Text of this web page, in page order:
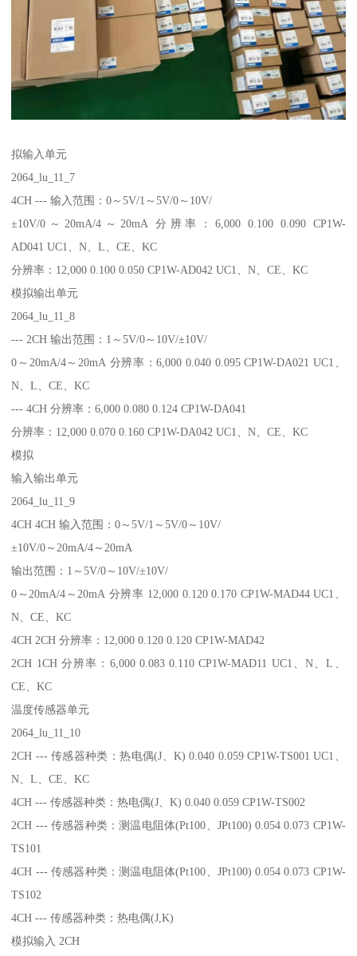
拟输入单元
2064_lu_11_7
4CH --- 输入范围：0～5V/1～5V/0～10V/
±10V/0～20mA/4～20mA 分辨率：6,000 0.100 0.090 CP1W-
AD041 UC1、N、L、CE、KC
分辨率：12,000 0.100 0.050 CP1W-AD042 UC1、N、CE、KC
模拟输出单元
2064_lu_11_8
--- 2CH 输出范围：1～5V/0～10V/±10V/
0～20mA/4～20mA 分辨率：6,000 0.040 0.095 CP1W-DA021 UC1、
N、L、CE、KC
--- 4CH 分辨率：6,000 0.080 0.124 CP1W-DA041
分辨率：12,000 0.070 0.160 CP1W-DA042 UC1、N、CE、KC
模拟
输入输出单元
2064_lu_11_9
4CH 4CH 输入范围：0～5V/1～5V/0～10V/
±10V/0～20mA/4～20mA
输出范围：1～5V/0～10V/±10V/
0～20mA/4～20mA 分辨率 12,000 0.120 0.170 CP1W-MAD44 UC1、
N、CE、KC
4CH 2CH 分辨率：12,000 0.120 0.120 CP1W-MAD42
2CH 1CH 分辨率：6,000 0.083 0.110 CP1W-MAD11 UC1、N、L、
CE、KC
温度传感器单元
2064_lu_11_10
2CH --- 传感器种类：热电偶(J、K) 0.040 0.059 CP1W-TS001 UC1、
N、L、CE、KC
4CH --- 传感器种类：热电偶(J、K) 0.040 0.059 CP1W-TS002
2CH --- 传感器种类：测温电阻体(Pt100、JPt100) 0.054 0.073 CP1W-
TS101
4CH --- 传感器种类：测温电阻体(Pt100、JPt100) 0.054 0.073 CP1W-
TS102
4CH --- 传感器种类：热电偶(J,K)
模拟输入 2CH